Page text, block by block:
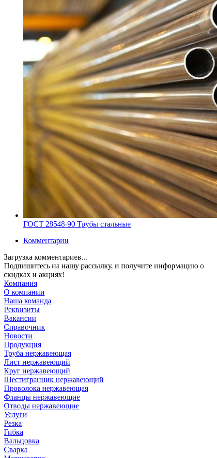
ГОСТ 28548-90 Трубы стальные
Комментарии
Загрузка комментариев...
Подпишитесь на нашу рассылку, и получите информацию о
скидках и акциях!
Компания
О компании
Наша команда
Реквизиты
Вакансии
Справочник
Новости
Продукция
Труба нержавеющая
Лист нержавеющий
Круг нержавеющий
Шестигранник нержавеющий
Проволока нержавеющая
Фланцы нержавеющие
Отводы нержавеющие
Услуги
Резка
Гибка
Вальцовка
Сварка